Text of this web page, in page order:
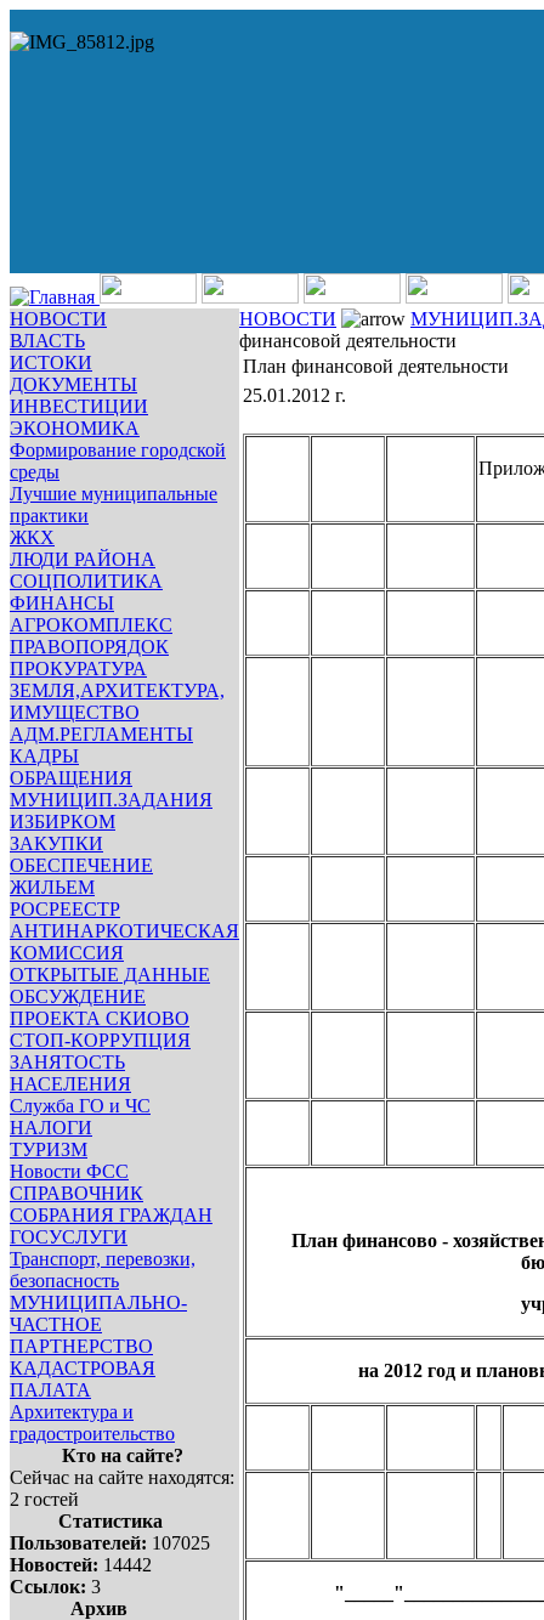
НОВОСТИ
ВЛАСТЬ
ИСТОКИ
ДОКУМЕНТЫ
ИНВЕСТИЦИИ
ЭКОНОМИКА
Формирование городской
среды
Лучшие муниципальные
практики
ЖКХ
ЛЮДИ РАЙОНА
СОЦПОЛИТИКА
ФИНАНСЫ
АГРОКОМПЛЕКС
ПРАВОПОРЯДОК
ПРОКУРАТУРА
ЗЕМЛЯ,АРХИТЕКТУРА,
ИМУЩЕСТВО
АДМ.РЕГЛАМЕНТЫ
КАДРЫ
ОБРАЩЕНИЯ
МУНИЦИП.ЗАДАНИЯ
ИЗБИРКОМ
ЗАКУПКИ
ОБЕСПЕЧЕНИЕ
ЖИЛЬЕМ
РОСРЕЕСТР
АНТИНАРКОТИЧЕСКАЯ
КОМИССИЯ
ОТКРЫТЫЕ ДАННЫЕ
ОБСУЖДЕНИЕ
ПРОЕКТА СКИОВО
СТОП-КОРРУПЦИЯ
ЗАНЯТОСТЬ
НАСЕЛЕНИЯ
Служба ГО и ЧС
НАЛОГИ
ТУРИЗМ
Новости ФСС
СПРАВОЧНИК
СОБРАНИЯ ГРАЖДАН
ГОСУСЛУГИ
Транспорт, перевозки,
безопасность
МУНИЦИПАЛЬНО-
ЧАСТНОЕ
ПАРТНЕРСТВО
КАДАСТРОВАЯ
ПАЛАТА
Архитектура и
градостроительство
Кто на сайте?
Сейчас на сайте находятся:
2 гостей
Статистика
Пользователей: 107025
Новостей: 14442
Ссылок: 3
Архив
НОВОСТИ
финансовой деятельности
План финансовой деятельности
25.01.2012 г.
План финансово -
на 2012 год и